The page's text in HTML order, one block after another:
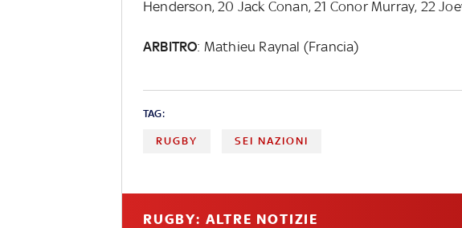
Henderson, 20 Jack Conan, 21 Conor Murray, 22
ARBITRO: Mathieu Raynal (Francia)
TAG:
RUGBY SEI NAZIONI
RUGBY: ALTRE NOTIZIE